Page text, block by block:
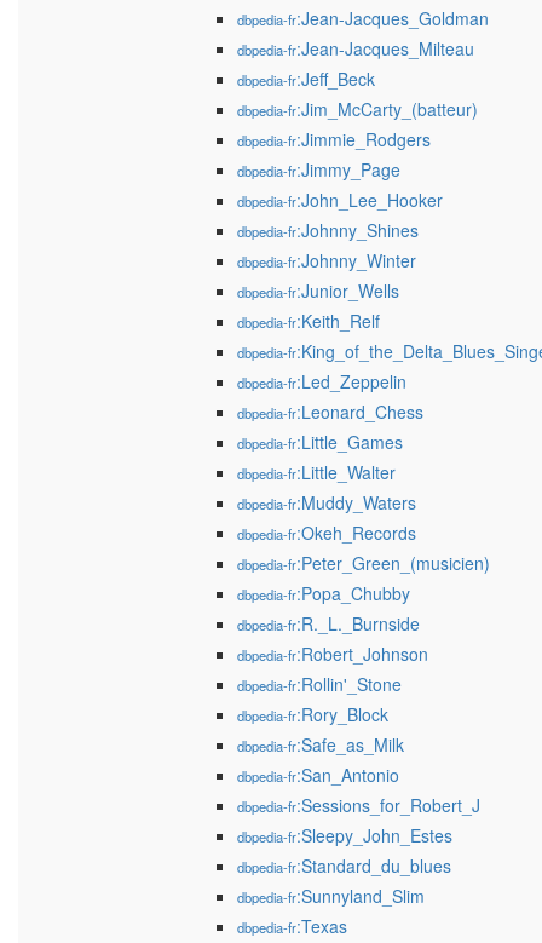
dbpedia-fr:Jean-Jacques_Goldman
dbpedia-fr:Jean-Jacques_Milteau
dbpedia-fr:Jeff_Beck
dbpedia-fr:Jim_McCarty_(batteur)
dbpedia-fr:Jimmie_Rodgers
dbpedia-fr:Jimmy_Page
dbpedia-fr:John_Lee_Hooker
dbpedia-fr:Johnny_Shines
dbpedia-fr:Johnny_Winter
dbpedia-fr:Junior_Wells
dbpedia-fr:Keith_Relf
dbpedia-fr
dbpedia-fr:Led_Zeppelin
dbpedia-fr:Leonard_Chess
dbpedia-fr:Little_Games
dbpedia-fr:Little_Walter
dbpedia-fr:Muddy_Waters
dbpedia-fr:Okeh_Records
dbpedia-fr:Peter_Green_(musicien)
dbpedia-fr:Popa_Chubby
dbpedia-fr:R._L._Burnside
dbpedia-fr:Robert_Johnson
dbpedia-fr:Rollin'_Stone
dbpedia-fr:Rory_Block
dbpedia-fr:Safe_as_Milk
dbpedia-fr:San_Antonio
dbpedia-fr:Sessions_for_Robert_J
dbpedia-fr:Sleepy_John_Estes
dbpedia-fr:Standard_du_blues
dbpedia-fr:Sunnyland_Slim
dbpedia-fr:Texas